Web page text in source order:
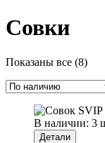
Совки
Показаны все (8)
В наличии: 3
Детали